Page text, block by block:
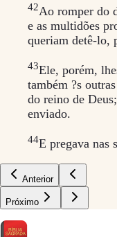
42Ao romper do
e as multidões
queriam detê-lo,
43Ele, porém,
também ?s
do reino de
enviado.
44E pregava nas
Anterior
Próximo